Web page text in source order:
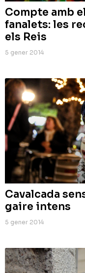
Compte amb
fanalets: les
els Reis
5 gener 2014
Cavalcada
gaire intens
5 gener 2014